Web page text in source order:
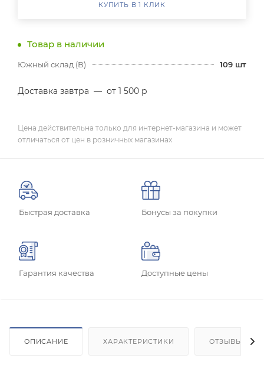
КУПИТЬ В 1 КЛИК
Товар в наличии
Южный склад (В) 109 шт
Доставка завтра — от 1 500 р
Цена действительна только для интернет-магазина и может
отличаться от цен в розничных магазинах
Быстрая доставка Бонусы за покупки
Гарантия качества Доступные цены
ОПИСАНИЕ ХАРАКТЕРИСТИКИ ОТЗЫВЫ